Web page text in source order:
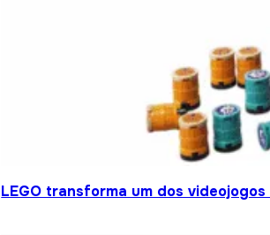
LEGO transforma um dos